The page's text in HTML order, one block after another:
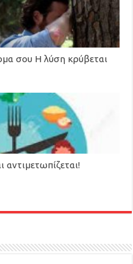
σου Η λύση κρύβεται
αντιμετωπίζεται!